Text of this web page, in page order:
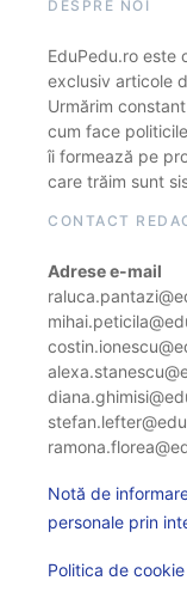
DESPRE NOI
EduPedu.ro este
exclusiv articole
Urmărim
cum face
îi formează pe
care trăim sunt
CONTACT
Adrese e-mail
Notă de
personale prin
Politica de cookie